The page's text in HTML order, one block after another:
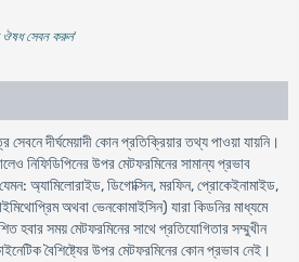
ঔষধ সেবন করুন'
দীর্ঘমেয়াদী কোন প্রতিক্রিয়ার তথ্য পাওয়া যায়নি।
নিফিডিপিনের উপর মেটফরমিনের সামান্য প্রভাব
অ্যামিলোরাইড, ডিগোক্সিন, মরফিন, প্রোকেইনামাইড,
অথবা ভেনকোমাইসিন) যারা কিডনির মাধ্যমে
হবার সময় মেটফরমিনের সাথে প্রতিযোগিতার সম্মুখীন
বৈশিষ্ট্যের উপর মেটফরমিনের কোন প্রভাব নেই।